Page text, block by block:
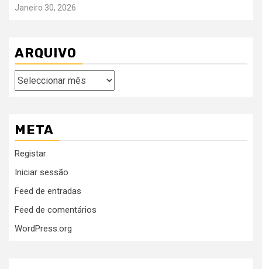
Janeiro 30, 2026
ARQUIVO
Arquivo
META
Registar
Iniciar sessão
Feed de entradas
Feed de comentários
WordPress.org